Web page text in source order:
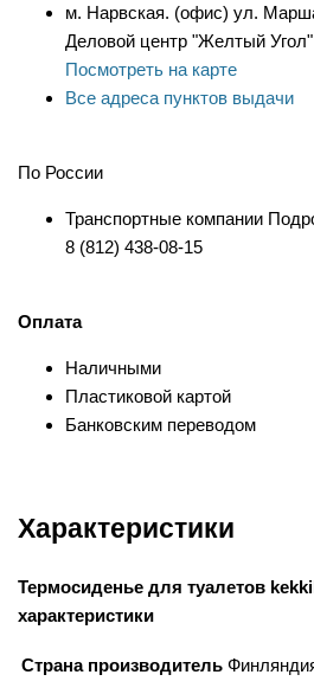
м. Нарвская. (офис) ул.
Деловой центр "Желтый Угол"
Посмотреть на карте
Все адреса пунктов выдачи
По России
Транспортные компании
8 (812) 438-08-15
Оплата
Наличными
Пластиковой картой
Банковским переводом
Характеристики
Термосиденье для туалетов
характеристики
Страна производитель